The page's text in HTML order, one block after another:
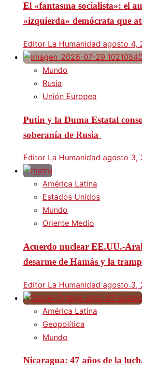
El «fantasma socialista»: el
«izquierda» demócrata que
Editor La Humanidad agosto 4,
Mundo
Rusia
Unión Europea
Putin y la Duma Estatal
soberanía de Rusia
Editor La Humanidad agosto 3,
América Latina
Estados Unidos
Mundo
Oriente Medio
Acuerdo nuclear EE.UU.-
desarme de Hamás y la
Editor La Humanidad agosto 3,
América Latina
Geopolítica
Mundo
Nicaragua: 47 años de la